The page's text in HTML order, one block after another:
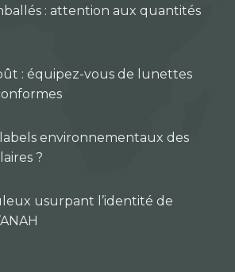
: attention aux quantités
: équipez-vous de lunettes
environnementaux des
?
usurpant l’identité de